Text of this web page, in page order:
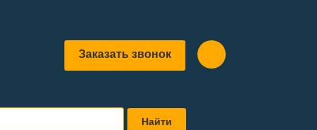
Заказать звонок